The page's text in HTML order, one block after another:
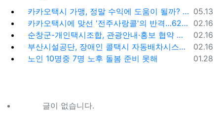
등록일
05.13
카카오택시 가맹, 정말 수익에 도움이 될까? '봉이 김선달'식 수수료의 진실
등록일
02.16
카카오택시에 맞선 '전주사랑콜'의 반격…62% 가입해 순항
등록일
02.16
순창군-개인택시조합, 관광안내·홍보 협약 체결
등록일
02.16
부산시설공단, 장애인 콜택시 자동배차시스템 시범 운영
등록일
01.28
노인 10명중 7명 노후 돌봄 준비 못해
글이 없습니다.